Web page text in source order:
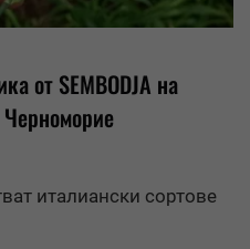
от SEMBODJA на
Черноморие
италиански сортове